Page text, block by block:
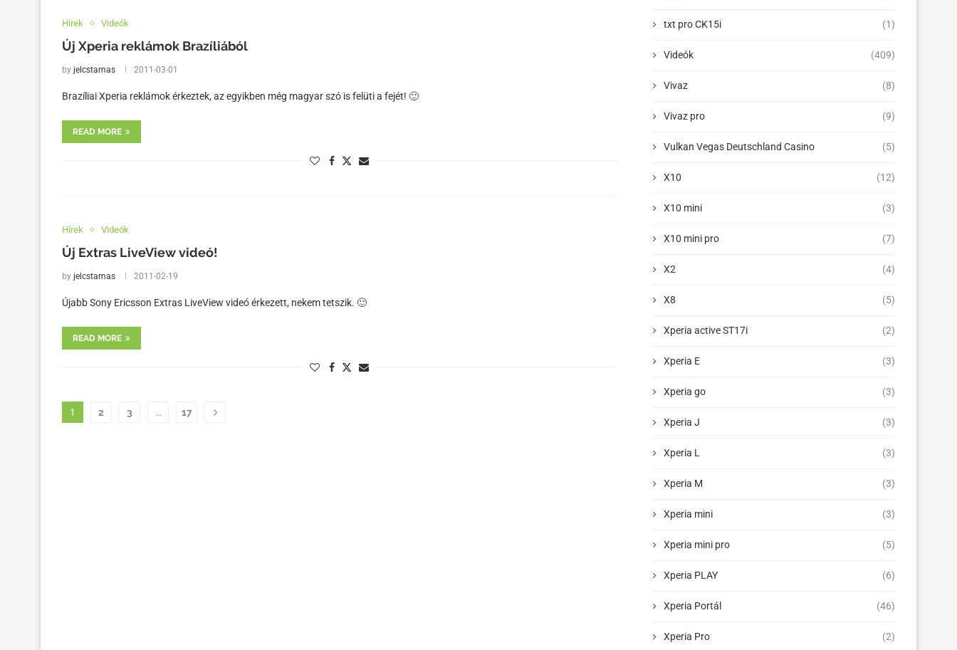
Hírek Videók
Új Xperia reklámok Brazíliából
by jelcstamas 2011-03-01
Brazíliai Xperia reklámok érkeztek, az egyikben még magyar szó is felüti a fejét! 🙂
READ MORE
Hírek Videók
Új Extras LiveView videó!
by jelcstamas 2011-02-19
Újabb Sony Ericsson Extras LiveView videó érkezett, nekem tetszik. 🙂
READ MORE
1 2 3 … 17
txt pro CK15i (1)
Videók (409)
Vivaz (8)
Vivaz pro (9)
Vulkan Vegas Deutschland Casino (5)
X10 (12)
X10 mini (3)
X10 mini pro (7)
X2 (4)
X8 (5)
Xperia active ST17i (2)
Xperia E (3)
Xperia go (3)
Xperia J (3)
Xperia L (3)
Xperia M (3)
Xperia mini (3)
Xperia mini pro (5)
Xperia PLAY (6)
Xperia Portál (46)
Xperia Pro (2)